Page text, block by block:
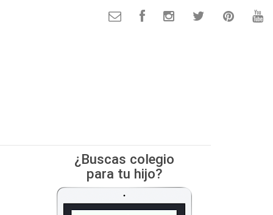
¿Buscas colegio
para tu hijo?